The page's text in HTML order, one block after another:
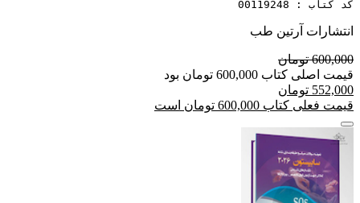
کد کتاب : 00119248
انتشارات آرتین طب
600,000 تومان
قیمت اصلی کتاب 600,000 تومان بود
552,000 تومان
قیمت فعلی کتاب 600,000 تومان است